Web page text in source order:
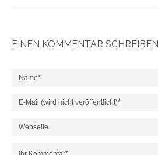
EINEN KOMMENTAR SCHREIBEN